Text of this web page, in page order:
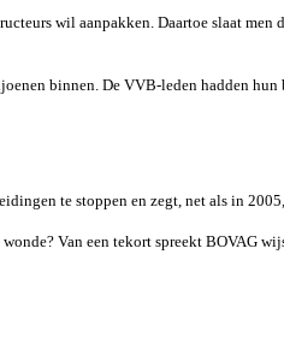
wil aanpakken. Daartoe slaat
binnen. De VVB-leden hadden
te stoppen en zegt, net als in
Van een tekort spreekt BOVAG